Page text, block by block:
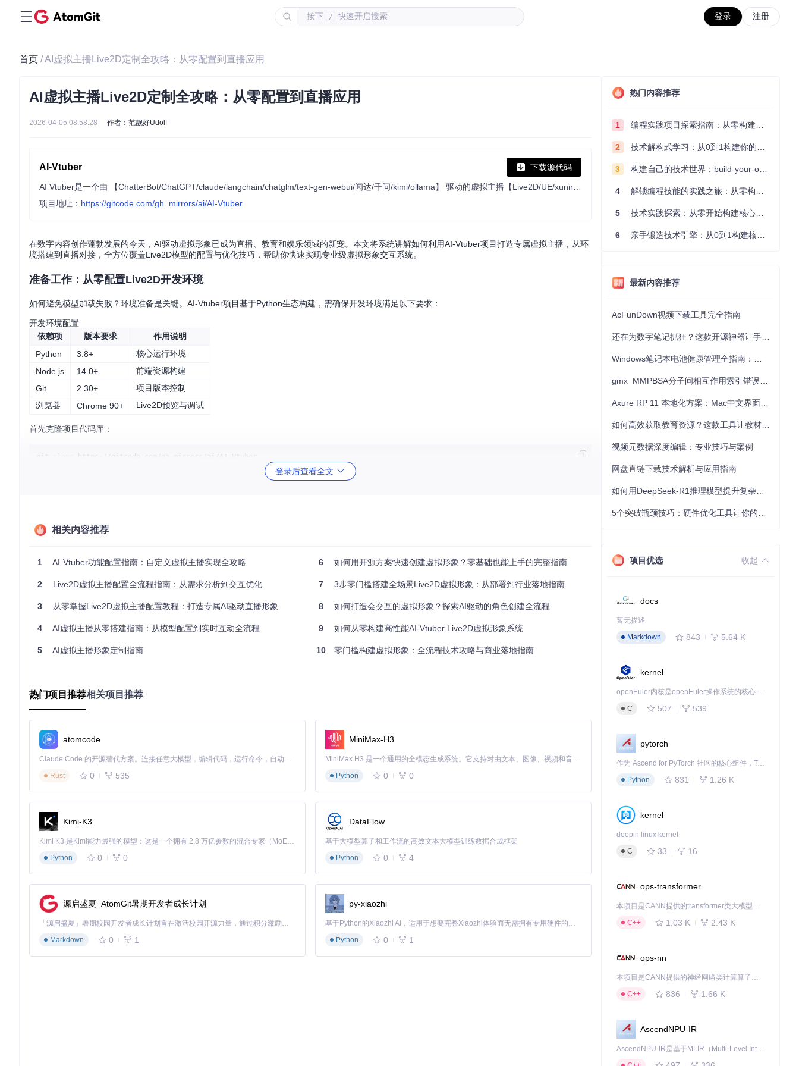
按下 / 快速开启搜索 登录 注册
首页 / AI虚拟主播Live2D定制全攻略：从零配置到直播应用
AI虚拟主播Live2D定制全攻略：从零配置到直播应用
2026-04-05 08:58:28 作者：范靓好Udolf
AI-Vtuber 下载源代码
项目地址： https://gitcode.com/gh_mirrors/ai/AI-Vtuber
在数字内容创作蓬勃发展的今天，AI驱动虚拟形象已成为直播、教育和娱乐领域的新宠。本文将系统讲解如何利用AI-Vtuber项目打造专属虚拟主播，从环
境搭建到直播对接，全方位覆盖Live2D模型的配置与优化技巧，帮助你快速实现专业级虚拟形象交互系统。
准备工作：从零配置Live2D开发环境
如何避免模型加载失败？环境准备是关键。AI-Vtuber项目基于Python生态构建，需确保开发环境满足以下要求：
开发环境配置
依赖项
版本要求
作用说明
Python
3.8+
核心运行环境
Node.js
14.0+
前端资源构建
Git
2.30+
项目版本控制
浏览器
Chrome 90+ Live2D预览与调试
首先克隆项目代码库：
utils/：功能工具集
⚠️ 重要提示：Windows用户需注意文件路径中不得包含中文或特殊字符，否则可能导致模型加载异常。
模型文件格式解析
Live2D模型采用分层设计，主要包含以下关键文件：
.moc3 ：模型骨架定义文件，包含骨骼结构与动画参数
.model3.json ：模型配置清单，定义纹理、动作和物理参数
.exp3.json：表情定义文件，控制面部表情变化
Live2D模型纹理分层结构，展示Haru角色的肢体、面部特征等独立元素，支持精细的动画控制
如何实现虚拟形象的自然交互？AI-Vtuber系统通过模块化架构实现语音、视觉和交互的深度融合：
系统架构解析
感知层
决策层：大语言模型(LLM)驱动的对话决策系统
表现层
：Live2D渲染引擎与动作表情控制系统
SenseVoice语音处理技术架构如下：
SenseVoice语音处理技术架构，支持多语言识别、情感分析和噪声抑制，为虚拟主播提供精准的语音交互能力
模型动作与表情系统
AI-Vtuber支持丰富的动作响应机制：
登录后查看全文
相关内容推荐
1 AI-Vtuber功能配置指南：自定义虚拟主播实现全攻略
2 Live2D虚拟主播配置全流程指南：从需求分析到交互优化
3 从零掌握Live2D虚拟主播配置教程：打造专属AI驱动直播形象
4 AI虚拟主播从零搭建指南：从模型配置到实时互动全流程
5 AI虚拟主播形象定制指南
6 如何用开源方案快速创建虚拟形象？零基础也能上手的完整指南
7 3步零门槛搭建全场景Live2D虚拟形象：从部署到行业落地指南
8 如何打造会交互的虚拟形象？探索AI驱动的角色创建全流程
9 如何从零构建高性能AI-Vtuber Live2D虚拟形象系统
10 零门槛构建虚拟形象：全流程技术攻略与商业落地指南
热门项目推荐相关项目推荐
atomcode
Claude Code 的开源替代方案。连接任意大模型，编辑代码，运行命令，自动验证 — 全自动执行。用 Rust 构建，极致性能。 ｜ An open-source alternative to Claude Code. Connect any LLM, edit code, run commands, and verify changes — autonomously. Built in Rust for speed. Get Started
Rust
0 535
MiniMax-H3
MiniMax H3 是一个通用的全模态生成系统。它支持对由文本、图像、视频和音频组成的多模态上下文进行统一理解，并能生成分辨率高达 2K、时长可达 15 秒的带原生立体声音频的视频。得益于面向任务泛化的系统设计，H3 在预训练阶段就已具备广泛的多模态上下文理解与生成能力，能够出色地执行复杂的多模态指令。
Python
0 0
Kimi-K3
Kimi K3 是Kimi能力最强的模型：这是一个拥有 2.8 万亿参数的混合专家（MoE）模型，具备原生视觉理解能力，并支持 100 万 token 的上下文窗口。
Python
0 0
DataFlow
基于大模型算子和工作流的高效文本大模型训练数据合成框架
Python
0 4
源启盛夏_AtomGit暑期开发者成长计划
「源启盛夏」暑期校园开发者成长计划旨在激活校园开源力量，通过积分激励、认证扶持、资源倾斜等形式，引导高校组织和开发者完成「入驻 — 建项目 — 做贡献 — 获认证 — 得资源」的完整闭环。无论你是想带领社团入驻平台的组织者，还是希望用代码贡献证明自己的开发者，都能在这里找到属于你的成长路径。
Markdown
0 1
py-xiaozhi
基于Python的Xiaozhi AI，适用于想要完整Xiaozhi体验而无需拥有专用硬件的用户。
Python
0 1
热门内容推荐
1 编程实践项目探索指南：从零构建技术能力体系
2 技术解构式学习：从0到1构建你的编程知识体系
3 构建自己的技术世界：build-your-own-x项目的实践探索指南
4 解锁编程技能的实践之旅：从零构建你的技术世界
5 技术实践探索：从零开始构建核心系统的实践指南
6 亲手锻造技术引擎：从0到1构建核心系统的实践指南
最新内容推荐
AcFunDown视频下载工具完全指南
视频元数据深度编辑：专业技巧与案例
网盘直链下载技术解析与应用指南
项目优选 收起
docs
暂无描述
Markdown
843 5.64 K
kernel
openEuler内核是openEuler操作系统的核心，既是系统性能与稳定性的基石，也是连接处理器、设备与服务的桥梁。
C
507 539
pytorch
作为 Ascend for PyTorch 社区的核心组件，TorchNPU 是昇腾专为 PyTorch 打造的深度学习适配插件，使 PyTorch 框架能够直接调用昇腾 NPU，为开发者提供昇腾 AI 处理器的超强算力。
Python
831 1.26 K
kernel
deepin linux kernel
C
33 16
ops-transformer
本项目是CANN提供的transformer类大模型算子库，实现网络在NPU上加速计算。
C++
1.03 K 2.43 K
ops-nn
本项目是CANN提供的神经网络类计算算子库，实现网络在NPU上加速计算。
C++
836 1.66 K
AscendNPU-IR
AscendNPU-IR是基于MLIR（Multi-Level Intermediate Representation）构建的，面向昇腾亲和算子编译时使用的中间表示，提供昇腾完备表达能力，通过编译优化提升昇腾AI处理器计算效率，支持通过生态框架使能昇腾AI处理器与深度调优